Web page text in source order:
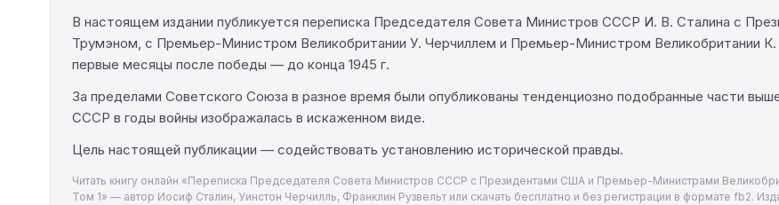
В настоящем издании публикуется переписка Председателя Совета Министров СССР И. В. Сталина с
Трумэном, с Премьер-Министром Великобритании У. Черчиллем и Премьер-Министром Великобритании К.
первые месяцы после победы — до конца 1945 г.
За пределами Советского Союза в разное время были опубликованы тенденциозно подобранные части
СССР в годы войны изображалась в искаженном виде.
Цель настоящей публикации — содействовать установлению исторической правды.
Читать книгу онлайн «Переписка Председателя Совета Министров СССР с Президентами США и Премьер-Министрами
Том 1» — автор Иосиф Сталин, Уинстон Черчилль, Франклин Рузвельт или скачать бесплатно и без регистрации в формате fb2.